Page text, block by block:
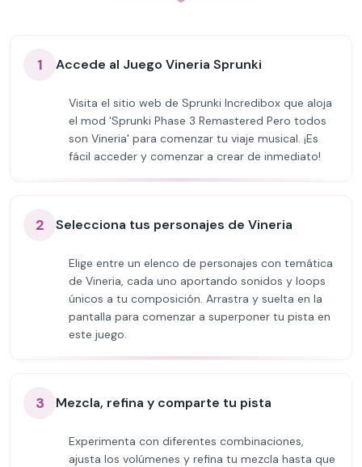
1 Accede al Juego Vineria Sprunki
Visita el sitio web de Sprunki Incredibox que aloja
el mod 'Sprunki Phase 3 Remastered Pero todos
son Vineria' para comenzar tu viaje musical. ¡Es
fácil acceder y comenzar a crear de inmediato!
2 Selecciona tus personajes de Vineria
Elige entre un elenco de personajes con temática
de Vineria, cada uno aportando sonidos y loops
únicos a tu composición. Arrastra y suelta en la
pantalla para comenzar a superponer tu pista en
este juego.
3 Mezcla, refina y comparte tu pista
Experimenta con diferentes combinaciones,
ajusta los volúmenes y refina tu mezcla hasta que